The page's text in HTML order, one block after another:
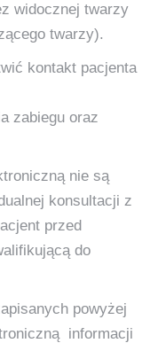
widocznej twarzy
twarzy).
kontakt pacjenta
zabiegu oraz
nie są
konsultacji z
przed
do
powyżej
informacji